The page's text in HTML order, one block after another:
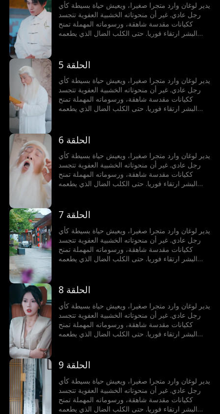
يدير لوغان وارد متجرا صغيرا، ويعيش حياة بسيطة كأي
رجل عادي. غير أن منحوتاته الخشبية العفوية تتجسد
ككيانات مقدسة شاهقة، ورسوماته المهملة تمنح
البشر ارتقاء فوريا. حتى الكلب الضال الذي يطعمه
أيا من ذلك!الحلقة 5
يدير لوغان وارد متجرا صغيرا، ويعيش حياة بسيطة كأي
رجل عادي. غير أن منحوتاته الخشبية العفوية تتجسد
ككيانات مقدسة شاهقة، ورسوماته المهملة تمنح
البشر ارتقاء فوريا. حتى الكلب الضال الذي يطعمه
أيا من ذلك!الحلقة 6
يدير لوغان وارد متجرا صغيرا، ويعيش حياة بسيطة كأي
رجل عادي. غير أن منحوتاته الخشبية العفوية تتجسد
ككيانات مقدسة شاهقة، ورسوماته المهملة تمنح
البشر ارتقاء فوريا. حتى الكلب الضال الذي يطعمه
أيا من ذلك!الحلقة 7
يدير لوغان وارد متجرا صغيرا، ويعيش حياة بسيطة كأي
رجل عادي. غير أن منحوتاته الخشبية العفوية تتجسد
ككيانات مقدسة شاهقة، ورسوماته المهملة تمنح
البشر ارتقاء فوريا. حتى الكلب الضال الذي يطعمه
أيا من ذلك!الحلقة 8
يدير لوغان وارد متجرا صغيرا، ويعيش حياة بسيطة كأي
رجل عادي. غير أن منحوتاته الخشبية العفوية تتجسد
ككيانات مقدسة شاهقة، ورسوماته المهملة تمنح
البشر ارتقاء فوريا. حتى الكلب الضال الذي يطعمه
أيا من ذلك!الحلقة 9
يدير لوغان وارد متجرا صغيرا، ويعيش حياة بسيطة كأي
رجل عادي. غير أن منحوتاته الخشبية العفوية تتجسد
ككيانات مقدسة شاهقة، ورسوماته المهملة تمنح
البشر ارتقاء فوريا. حتى الكلب الضال الذي يطعمه